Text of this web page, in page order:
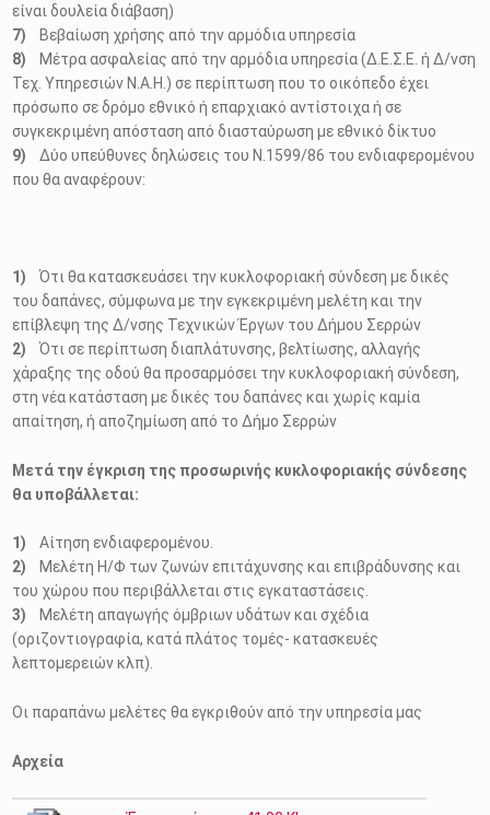
είναι δουλεία διάβαση)
Βεβαίωση χρήσης από την αρμόδια υπηρεσία
Μέτρα ασφαλείας από την αρμόδια υπηρεσία (Δ.Ε.Σ.Ε. ή Δ/νση
Τεχ. Υπηρεσιών Ν.Α.Η.) σε περίπτωση που το οικόπεδο έχει
πρόσωπο σε δρόμο εθνικό ή επαρχιακό αντίστοιχα ή σε
συγκεκριμένη απόσταση από διασταύρωση με εθνικό δίκτυο
Δύο υπεύθυνες δηλώσεις του Ν.1599/86 του ενδιαφερομένου
που θα αναφέρουν:
Ότι θα κατασκευάσει την κυκλοφοριακή σύνδεση με δικές
του δαπάνες, σύμφωνα με την εγκεκριμένη μελέτη και την
επίβλεψη της Δ/νσης Τεχνικών Έργων του Δήμου Σερρών
Ότι σε περίπτωση διαπλάτυνσης, βελτίωσης, αλλαγής
χάραξης της οδού θα προσαρμόσει την κυκλοφοριακή σύνδεση,
στη νέα κατάσταση με δικές του δαπάνες και χωρίς καμία
απαίτηση, ή αποζημίωση από το Δήμο Σερρών
Μετά την έγκριση της προσωρινής κυκλοφοριακής σύνδεσης
θα υποβάλλεται:
Αίτηση ενδιαφερομένου.
Μελέτη Η/Φ των ζωνών επιτάχυνσης και επιβράδυνσης και
του χώρου που περιβάλλεται στις εγκαταστάσεις.
Μελέτη απαγωγής όμβριων υδάτων και σχέδια
(οριζοντιογραφία, κατά πλάτος τομές- κατασκευές
λεπτομερειών κλπ).
Οι παραπάνω μελέτες θα εγκριθούν από την υπηρεσία μας
Αρχεία